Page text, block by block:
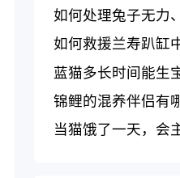
如何处理兔子无力
的情况？
如何救援兰寿趴缸
蓝猫多长时间能生
锦鲤的混养伴侣有
当猫饿了一天，会